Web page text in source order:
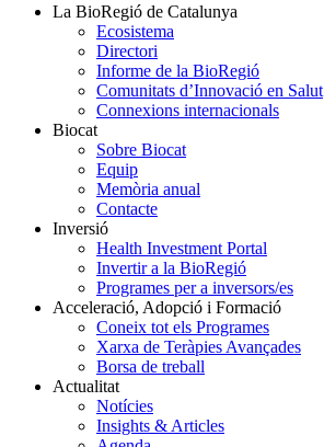
La BioRegió de Catalunya
Ecosistema
Directori
Informe de la BioRegió
Comunitats d’Innovació en Salut
Connexions internacionals
Biocat
Sobre Biocat
Equip
Memòria anual
Contacte
Inversió
Health Investment Portal
Invertir a la BioRegió
Programes per a inversors/es
Acceleració, Adopció i Formació
Coneix tot els Programes
Xarxa de Teràpies Avançades
Borsa de treball
Actualitat
Notícies
Insights & Articles